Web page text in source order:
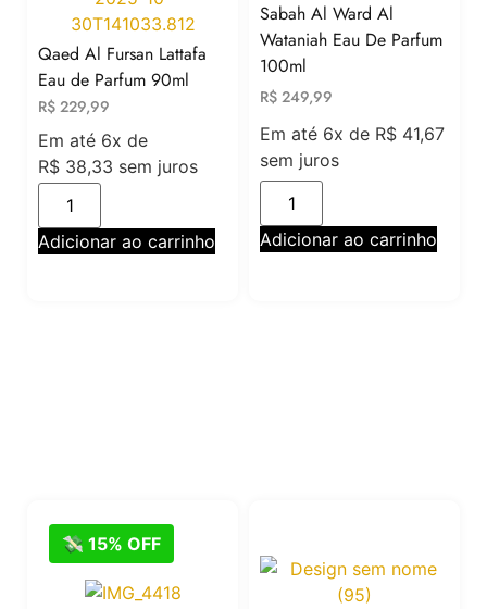
Qaed Al Fursan Lattafa
Eau de Parfum 90ml
R$ 229,99
Em até 6x de
R$ 38,33 sem juros
Adicionar ao carrinho
Sabah Al Ward Al
Wataniah Eau De Parfum
100ml
R$ 249,99
Em até 6x de R$ 41,67
sem juros
Adicionar ao carrinho
💸 15% OFF